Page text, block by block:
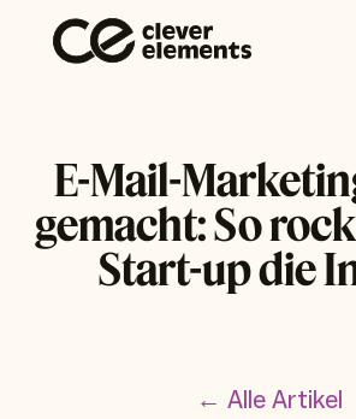
E-Mail-
gemacht: So
Start-up die
← Alle Artikel